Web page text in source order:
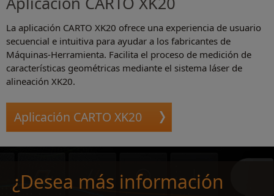
La aplicación CARTO XK20 ofrece una experiencia de usuario
secuencial e intuitiva para ayudar a los fabricantes de
Máquinas-Herramienta. Facilita el proceso de medición de
características geométricas mediante el sistema láser de
alineación XK20.
Aplicación CARTO XK20
¿Desea más información